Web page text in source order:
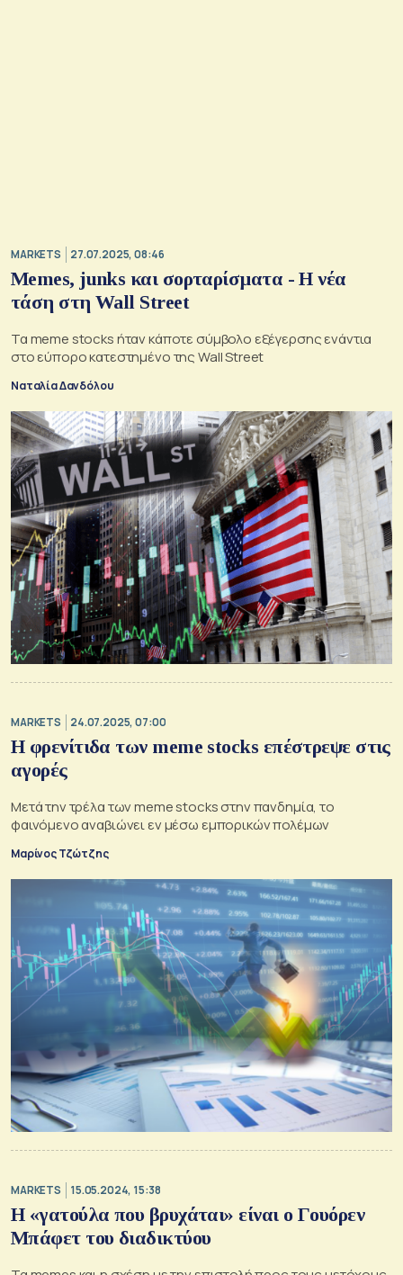
MARKETS 27.07.2025, 08:46
Memes, junks και σορταρίσματα - Η νέα
τάση στη Wall Street
Τα meme stocks ήταν κάποτε σύμβολο εξέγερσης ενάντια
στο εύπορο κατεστημένο της Wall Street
Ναταλία Δανδόλου
MARKETS 24.07.2025, 07:00
Η φρενίτιδα των meme stocks επέστρεψε στις
αγορές
Μετά την τρέλα των meme stocks στην πανδημία, το
φαινόμενο αναβιώνει εν μέσω εμπορικών πολέμων
Μαρίνος Τζώτζης
MARKETS 15.05.2024, 15:38
Η «γατούλα που βρυχάται» είναι ο Γουόρεν
Μπάφετ του διαδικτύου